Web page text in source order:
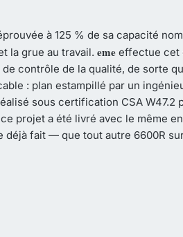
à 125 % de sa capacité
la grue au travail. emeeffectue cet
contrôle de la qualité, de sorte
: plan estampillé par un
sous certification CSA W47.2
projet a été livré avec le même
déjà fait — que tout autre 6600R